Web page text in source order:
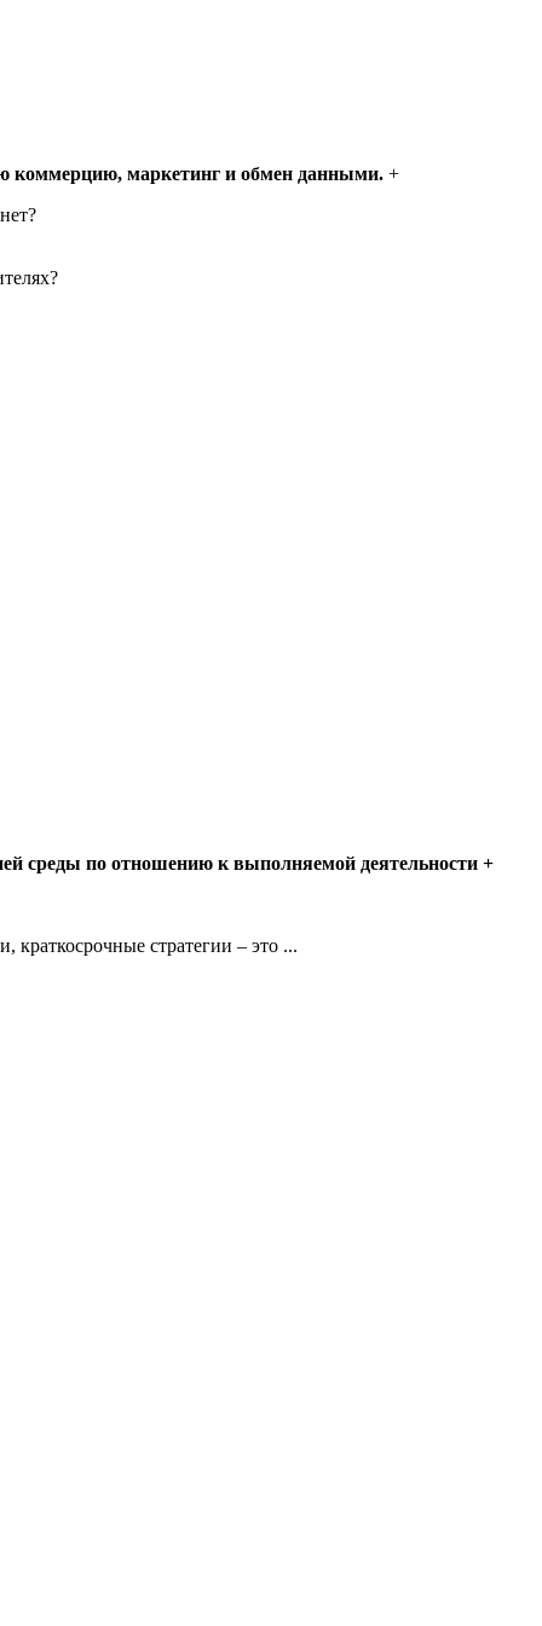
коммерцию, маркетинг и обмен данными. +
среды по отношению к выполняемой деятельности +
стратегии – это ...